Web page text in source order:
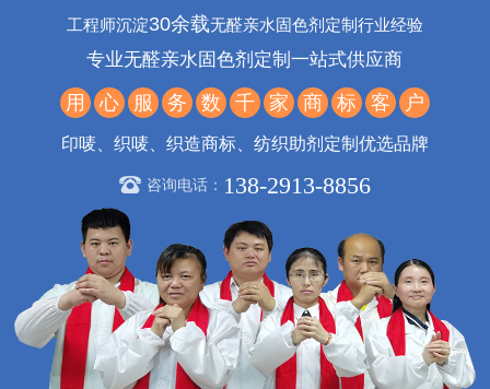
工程师沉淀30余载无醛亲水固色剂定制行业经验
专业无醛亲水固色剂定制一站式供应商
用 心 服 务 数 千 家 商 标 客 户
印唛、织唛、织造商标、纺织助剂定制优选品牌
咨询电话： 138-2913-8856